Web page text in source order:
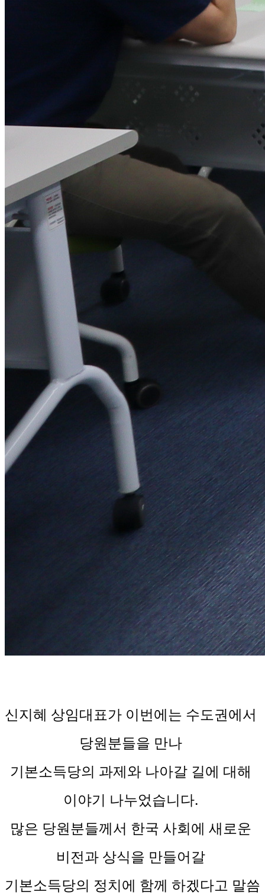
신지혜 상임대표가 이번에는 수도권에서
당원분들을 만나
기본소득당의 과제와 나아갈 길에 대해
이야기 나누었습니다.
많은 당원분들께서 한국 사회에 새로운
비전과 상식을 만들어갈
기본소득당의 정치에 함께 하겠다고 말씀